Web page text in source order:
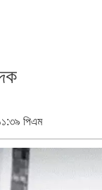
পিএম